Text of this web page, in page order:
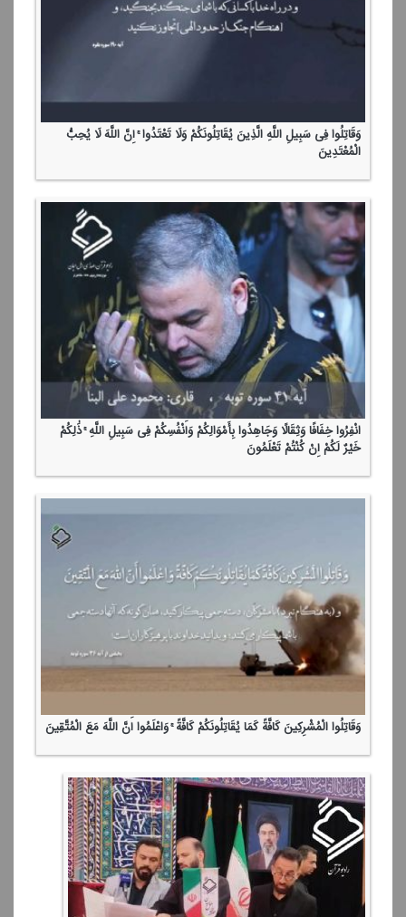
وَقَاتِلُوا فِی سَبِیلِ اللَّهِ الَّذِینَ یُقَاتِلُونَكُمْ وَلَا تَعْتَدُوا ۚ إِنَّ اللَّهَ لَا یُحِبُّ
الْمُعْتَدِینَ
انْفِرُوا خِفَافًا وَثِقَالًا وَجَاهِدُوا بِأَمْوَالِكُمْ وَأَنْفُسِكُمْ فِی سَبِیلِ اللَّهِ ۚ ذَٰلِكُمْ
خَیْرٌ لَكُمْ إِنْ كُنْتُمْ تَعْلَمُونَ
وَقَاتِلُوا الْمُشْرِكِینَ كَافَّةً كَمَا یُقَاتِلُونَكُمْ كَافَّةً ۚ وَاعْلَمُوا أَنَّ اللَّهَ مَعَ الْمُتَّقِینَ